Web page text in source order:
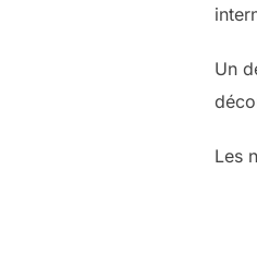
Un
Les